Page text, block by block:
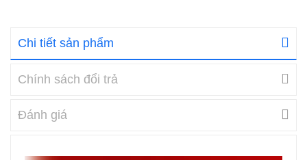
Chi tiết sản phẩm
Chính sách đổi trả
Đánh giá